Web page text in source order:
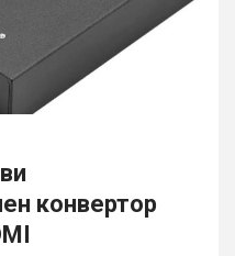
конвертор